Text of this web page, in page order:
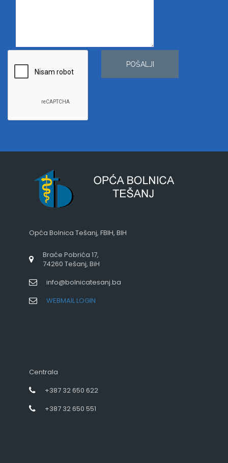
POŠALJI
Opća Bolnica Tešanj, FBIH, BIH
Braće Pobrića 17,
74260 Tešanj, BiH
info@bolnicatesanj.ba
WEBMAIL LOGIN
Centrala
+387 32 650 622
+387 32 650 551